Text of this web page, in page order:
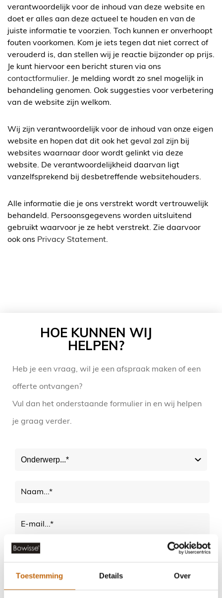
Toestemming Details Over
verantwoordelijk voor de inhoud van deze website en
doet er alles aan deze actueel te houden en van de
juiste informatie te voorzien. Toch kunnen er onverhoopt
fouten voorkomen. Kom je iets tegen dat niet correct of
verouderd is, dan stellen wij je reactie bijzonder op prijs.
Je kunt hiervoor een bericht sturen via ons
contactformulier. Je melding wordt zo snel mogelijk in
behandeling genomen. Ook suggesties voor verbetering
van de website zijn welkom.
Wij zijn verantwoordelijk voor de inhoud van onze eigen
website en hopen dat dit ook het geval zal zijn bij
websites waarnaar door wordt gelinkt via deze
website. De verantwoordelijkheid daarvan ligt
vanzelfsprekend bij desbetreffende websitehouders.
Alle informatie die je ons verstrekt wordt vertrouwelijk
behandeld. Persoonsgegevens worden uitsluitend
gebruikt waarvoor je ze hebt verstrekt. Zie daarvoor
ook ons Privacy Statement.
HOE KUNNEN WIJ
HELPEN?
Heb je een vraag, wil je een afspraak maken of een
offerte ontvangen?
Vul dan het onderstaande formulier in en wij helpen
je graag verder.